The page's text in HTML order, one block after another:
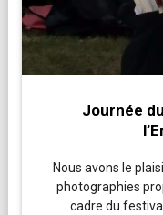
Journée
Nous avons le
photographies
cadre du